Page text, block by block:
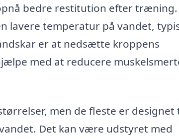
bedre restitution efter
lavere temperatur på vandet,
er at nedsætte kroppens
med at reducere
men de fleste er designet
Det kan være udstyret med